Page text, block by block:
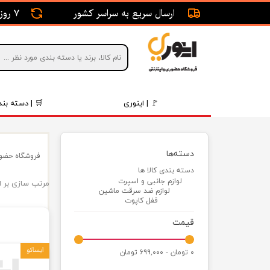
🚩 | اینوری 🛒 | دسته
موتور
برقی و
قطعات
ارسال سریع به سراسر کشور 7 روز ضمانت بازگشت
دسته‌ها
دسته بندی کالا ها
لوازم جانبی و اسپرت
لوازم ضد سرقت ماشین
قفل کاپوت
قیمت
۰ تومان - ۶۹۹,۰۰۰ تومان
فروشگاه
مرتب سازی
ایساکو